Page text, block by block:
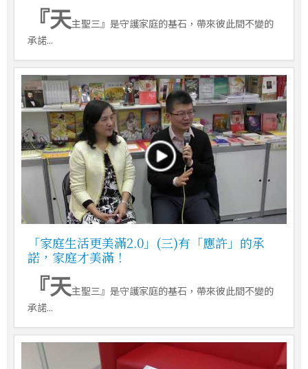
『天主聖三』是守護家庭的基石，帶來彼此間不變的
承諾...
「家庭生活更美滿2.0」(三)有「應許」的承
諾，家庭才美滿！
『天主聖三』是守護家庭的基石，帶來彼此間不變的
承諾...